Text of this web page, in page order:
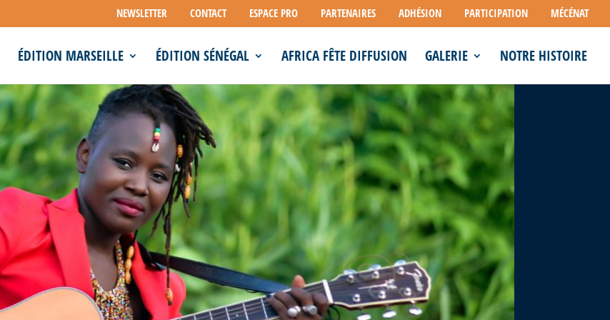
NEWSLETTER CONTACT ESPACE PRO PARTENAIRES ADHÉSION PARTICIPATION MÉCÉNAT
ÉDITION MARSEILLE ÉDITION SÉNÉGAL AFRICA FÊTE DIFFUSION GALERIE NOTRE HISTOIRE